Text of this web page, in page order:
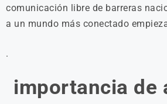
comunicación libre de barreras
a un mundo más conectado
.
importancia de